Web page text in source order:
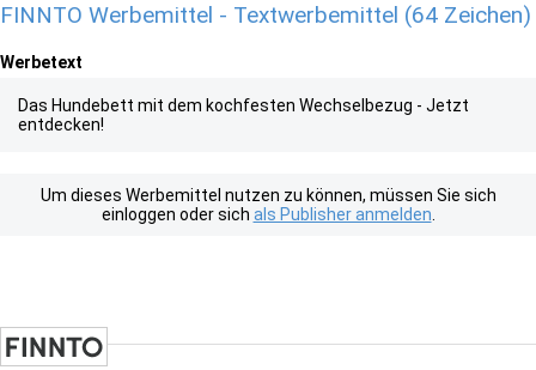
FINNTO Werbemittel - Textwerbemittel (64 Zeichen)
Werbetext
Das Hundebett mit dem kochfesten Wechselbezug - Jetzt
entdecken!
Um dieses Werbemittel nutzen zu können, müssen Sie sich
einloggen oder sich als Publisher anmelden